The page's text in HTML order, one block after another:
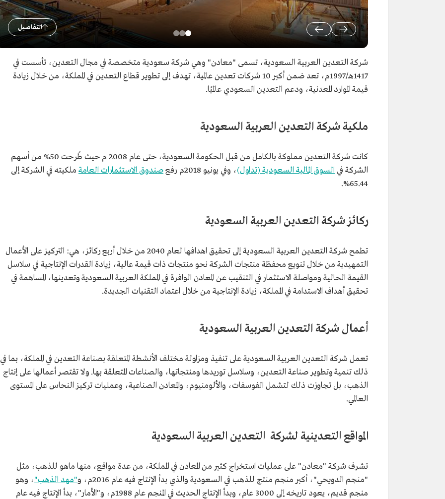
التفاصيل
شركة التعدين العربية السعودية، تسمى "معادن" وهي شركة سعودية متخصصة في مجال التعدين، تأسست في
1417هـ/1997م، تعد ضمن أكبر 10 شركات تعدين عالمية، تهدف إلى تطوير قطاع التعدين في المملكة، من خلال زيادة
قيمة الموارد المعدنية، ودعم التعدين السعودي عالميًا.
ملكية شركة التعدين العربية السعودية
كانت شركة التعدين مملوكة بالكامل من قبل الحكومة السعودية، حتى عام 2008 م حيث طُرحت 50% من أسهم
الشركة في السوق المالية السعودية (تداول)، وفي يونيو 2018م رفع صندوق الاستثمارات العامة ملكيته في الشركة إلى
65.44%.
ركائز شركة التعدين العربية السعودية
تطمح شركة التعدين العربية السعودية إلى تحقيق اهدافها لعام 2040 من خلال أربع ركائز، هي: التركيز على الأعمال
التمهيدية من خلال تنويع محفظة منتجات الشركة نحو منتجات ذات قيمة عالية، زيادة القدرات الإنتاجية في سلاسل
القيمة الحالية ومواصلة الاستثمار في التنقيب عن المعادن الوافرة في المملكة العربية السعودية وتعدينها، المساهمة في
تحقيق أهداف الاستدامة في المملكة، زيادة الإنتاجية من خلال اعتماد التقنيات الجديدة.
أعمال شركة التعدين العربية السعودية
تعمل شركة التعدين العربية السعودية على تنفيذ ومزاولة مختلف الأنشطة المتعلقة بصناعة التعدين في المملكة، بما في
ذلك تنمية وتطوير صناعة التعدين، وسلاسل توريدها ومنتجاتها، والصناعات المتعلقة بها. ولا تقتصر أعمالها على إنتاج
الذهب، بل تجاوزت ذلك لتشمل الفوسفات، والألومنيوم، والمعادن الصناعية، وعمليات تركيز النحاس على المستوى
العالمي.
المواقع التعدينية لشركة التعدين العربية السعودية
تشرف شركة "معادن" على عمليات استخراج كثير من المعادن في المملكة، من عدة مواقع، منها ماهو للذهب، مثل
"منجم الدويحي"، أكبر منجم منتج للذهب في السعودية والذي بدأ الإنتاج فيه عام 2016م، و
"مهد الذهب"، وهو
منجم قديم، يعود تاريخه إلى 3000 عام، وبدأ الإنتاج الحديث في المنجم عام 1988م، و"الأمار"، بدأ الإنتاج فيه عام